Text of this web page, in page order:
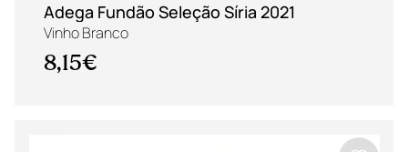
Adega Fundão Seleção Síria 2021
Vinho Branco
8,15€